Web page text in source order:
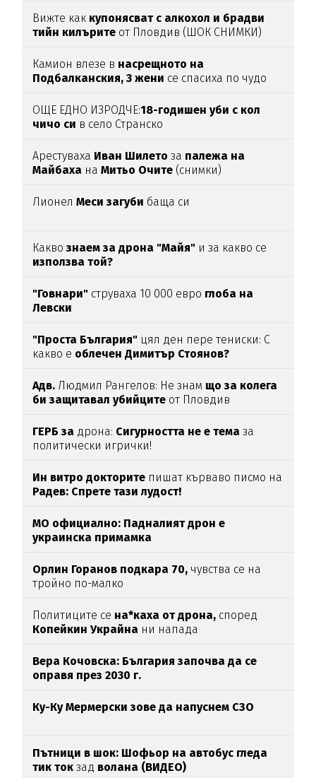
Вижте как купонясват с алкохол и брадви
тийн килърите от Пловдив (ШОК СНИМКИ)
Камион влезе в насрещното на
Подбалканския, 3 жени се спасиха по чудо
ОЩЕ ЕДНО ИЗРОДЧЕ:18-годишен уби с кол
чичо си в село Странско
Арестуваха Иван Шилетоза палежа на
Майбаха наМитьо Очите (снимки)
Лионел Меси загуби баща си
Каквознаем за дрона "Майя" и за какво се
използва той?
"Говнари" струваха 10 000 евро глоба на
Левски
"Проста България" цял ден пере тениски: С
какво е облечен Димитър Стоянов?
Адв. Людмил Рангелов: Не знам що за колега
би защитавал убийците от Пловдив
ГЕРБ за дрона: Сигурността не е темаза
политически игрички!
Ин витро докторите пишат кърваво писмо на
Радев: Спрете тази лудост!
МО официално: Падналият дрон е
украинска примамка
Орлин Горанов подкара 70, чувства се на
тройно по-малко
Политиците се на*каха от дрона, според
Копейкин Украйна ни напада
Вера Кочовска: България започва да се
оправя през 2030 г.
Ку-Ку Мермерски зове да напуснем СЗО
Пътници в шок: Шофьор на автобус гледа
тик ток зад волана (ВИДЕО)